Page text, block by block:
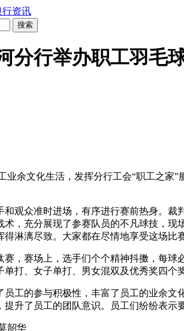
行资讯
搜索
分行举办职工羽毛
业余文化生活，发挥分行工会“职工之家
和观众准时进场，有序进行赛前热身。
术，充分展现了参赛队员的不凡球技，
淋漓尽致。大家都在尽情地享受这场比
赛，赛场上，选手们个个精神抖擞，每
打、女子单打、男女混双及优秀奖四个
员工的参与积极性，丰富了员工的业余
提升了员工的团队意识。员工们纷纷表
韶华